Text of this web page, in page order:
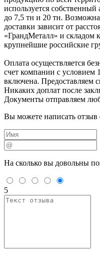
используется
до 7,5 тн и 20 тн.
доставки зависит от
«ГрандМеталл» и складом
крупнейшие российские
Оплата осуществляется
счет компании с условием
включена. Предоставляем
Никаких доплат после
Документы отправляем
Вы можете написать отзыв
На сколько вы довольны
5